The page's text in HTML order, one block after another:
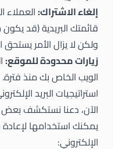
إلغاء الاشتراك:العملاء
قائمتك البريدية (قد
ولكن لا يزال الأمر يستحق
زيارات محدودة للموقع:
الويب الخاص بك منذ فترة.
استراتيجيات البريد
الآن، دعنا نستكشف بعض
يمكنك استخدامها لإعادة
الإلكتروني: